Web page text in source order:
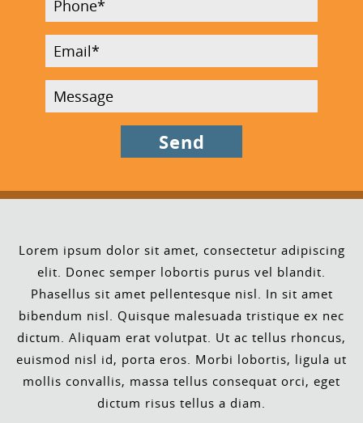
Lorem ipsum dolor sit amet, consectetur adipiscing
elit. Donec semper lobortis purus vel blandit.
Phasellus sit amet pellentesque nisl. In sit amet
bibendum nisl. Quisque malesuada tristique ex nec
dictum. Aliquam erat volutpat. Ut ac tellus rhoncus,
euismod nisl id, porta eros. Morbi lobortis, ligula ut
mollis convallis, massa tellus consequat orci, eget
dictum risus tellus a diam.